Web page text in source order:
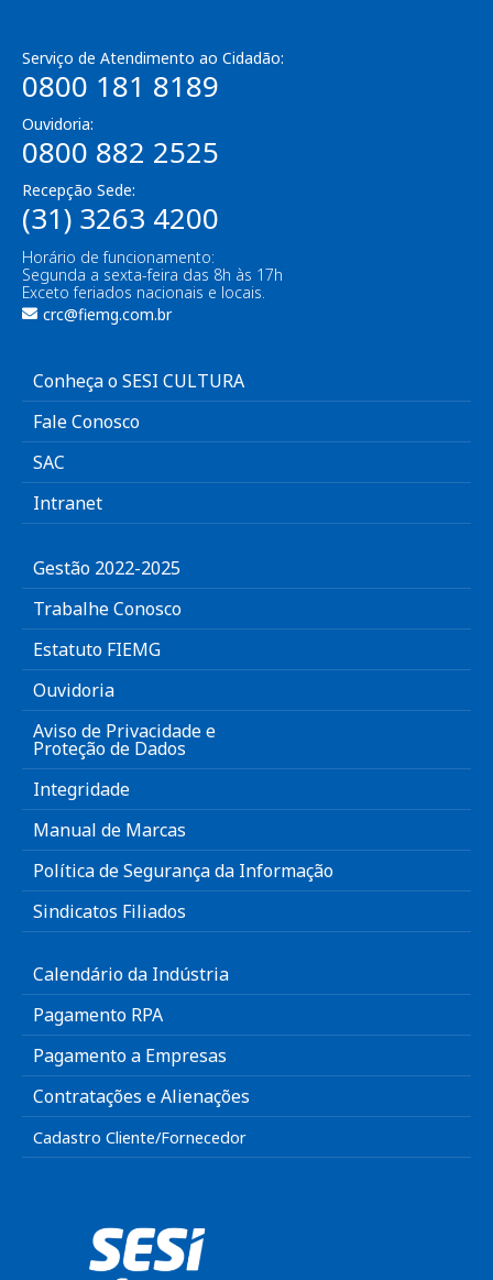
Serviço de Atendimento ao Cidadão:
0800 181 8189
Ouvidoria:
0800 882 2525
Recepção Sede:
(31) 3263 4200
Horário de funcionamento:
Segunda a sexta-feira das 8h às 17h
Exceto feriados nacionais e locais.
crc@fiemg.com.br
Conheça o SESI CULTURA
Fale Conosco
SAC
Intranet
Gestão 2022-2025
Trabalhe Conosco
Estatuto FIEMG
Ouvidoria
Aviso de Privacidade e
Proteção de Dados
Integridade
Manual de Marcas
Política de Segurança da Informação
Sindicatos Filiados
Calendário da Indústria
Pagamento RPA
Pagamento a Empresas
Contratações e Alienações
Cadastro Cliente/Fornecedor